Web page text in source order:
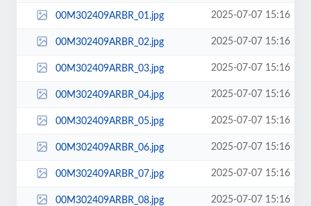
00M302409ARBR_01.jpg 2025-07-07 15:16
00M302409ARBR_02.jpg 2025-07-07 15:16
00M302409ARBR_03.jpg 2025-07-07 15:16
00M302409ARBR_04.jpg 2025-07-07 15:16
00M302409ARBR_05.jpg 2025-07-07 15:16
00M302409ARBR_06.jpg 2025-07-07 15:16
00M302409ARBR_07.jpg 2025-07-07 15:16
00M302409ARBR_08.jpg 2025-07-07 15:16